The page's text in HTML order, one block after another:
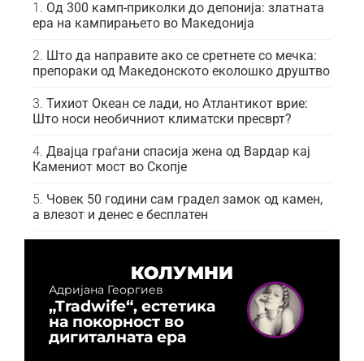
Од 300 камп-приколки до депонија: златната
ера на кампирањето во Македонија
Што да направите ако се сретнете со мечка:
препораки од Македонското еколошко друштво
Тихиот Океан се лади, но Атлантикот врие:
Што носи необичниот климатски пресврт?
Двајца граѓани спасија жена од Вардар кај
Камениот мост во Скопје
Човек 50 години сам градел замок од камен,
а влезот и денес е бесплатен
КОЛУМНИ
Адријана Георгиев
„Tradwife“, естетика
на покорност во
дигиталната ера